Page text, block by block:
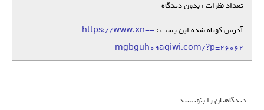
تعداد نظرات : بدون دیدگاه
آدرس کوتاه شده این پست :https://www.xn--
mgbguh09aqiwi.com/?p=26062
دیدگاهتان را بنویسید